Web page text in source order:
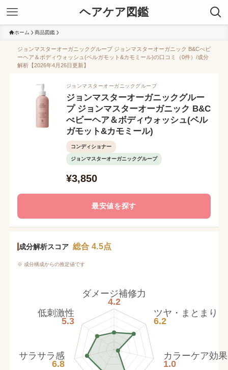
ヘアケア図鑑
ホーム 商品図鑑
ジョンマスターオーガニックグループ ジョンマスターオーガニック B&Cべビ
ーヘア＆ボディウォッシュ(ベルガモット&カモミール)の口コミ（0件）/成分
解析【2026年4月26日更新】
ジョンマスターオーガニックグループ
ジョンマスターオーガニックグルー
プ ジョンマスターオーガニック B&C
べビーヘア＆ボディウォッシュ(ベル
ガモット&カモミール)
コンディショナー
ジョンマスターオーガニックグループ
¥3,850
最安値を探す
成分解析スコア 総合 4.5点
※ 成分構成からの推定値です
ダメージ補修力
4.2
ツヤ・まとまり
6.2
カラーケア効果
1.0
サラサラ感
6.8
低刺激性
5.3